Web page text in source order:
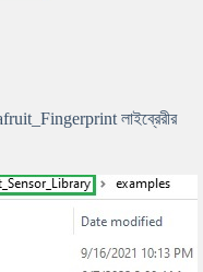
লাইব্রেরীর